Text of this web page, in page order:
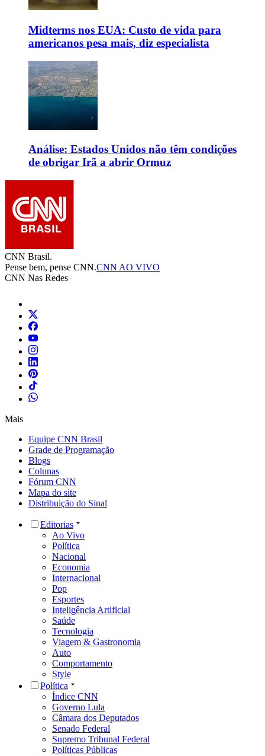
Midterms nos EUA: Custo de vida para
americanos pesa mais, diz especialista
Análise: Estados Unidos não têm condições
de obrigar Irã a abrir Ormuz
CNN Brasil.
Pense bem, pense CNN.CNN AO VIVO
CNN Nas Redes
Mais
Equipe CNN Brasil
Grade de Programação
Blogs
Colunas
Fórum CNN
Mapa do site
Distribuição do Sinal
Editorias
Ao Vivo
Política
Nacional
Economia
Internacional
Pop
Esportes
Inteligência Artificial
Saúde
Tecnologia
Viagem & Gastronomia
Auto
Comportamento
Style
Política
Índice CNN
Governo Lula
Câmara dos Deputados
Senado Federal
Supremo Tribunal Federal
Políticas Públicas